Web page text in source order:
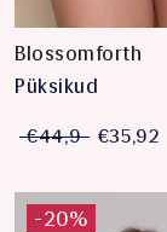
Blossomforth
Püksikud
€44,9 €35,92
-20%